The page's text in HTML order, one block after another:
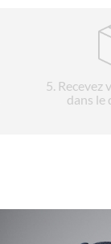
5. Recevez
dans le